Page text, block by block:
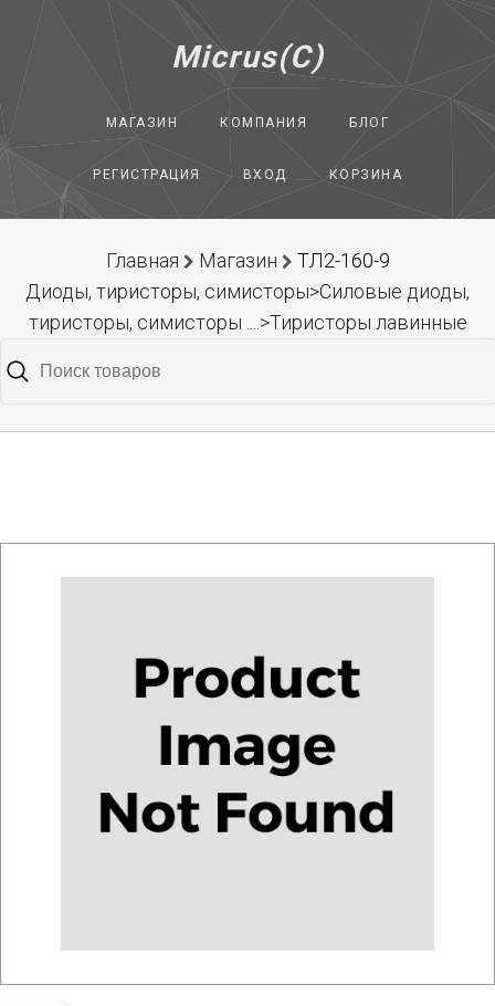
Micrus(C)
МАГАЗИН КОМПАНИЯ БЛОГ
РЕГИСТРАЦИЯ ВХОД КОРЗИНА
Главная Магазин
ТЛ2-160-9
Диоды, тиристоры, симисторы>Силовые диоды,
тиристоры, симисторы ....>Тиристоры лавинные